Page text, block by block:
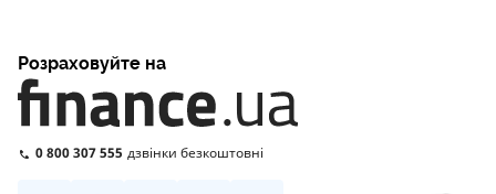
Розраховуйте на
0 800 307 555 дзвінки безкоштовні